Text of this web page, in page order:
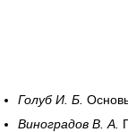
Голуб И. Б.
Виноградов В. А.